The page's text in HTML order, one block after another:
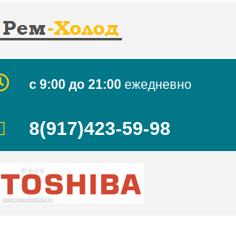
с 9:00 до 21:00ежедневно
8(917)423-59-98